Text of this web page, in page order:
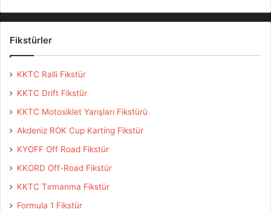
Fikstürler
KKTC Ralli Fikstür
KKTC Drift Fikstür
KKTC Motosiklet Yarışları Fikstürü
Akdeniz ROK Cup Karting Fikstür
KYOFF Off Road Fikstür
KKORD Off-Road Fikstür
KKTC Tırmanma Fikstür
Formula 1 Fikstür